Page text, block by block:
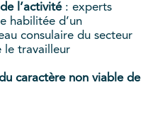
l’activité: experts
habilitée d’un
consulaire du secteur
le travailleur
caractère non viable de